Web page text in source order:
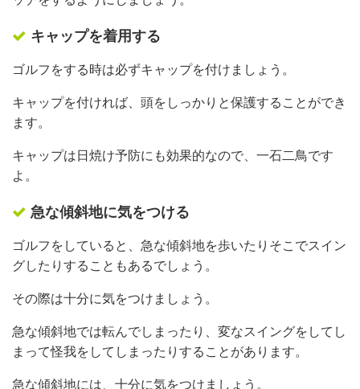
キャップを着用する
ゴルフをする時は必ずキャップを付けましょう。
キャップを付ければ、頭をしっかりと保護することができ
ます。
キャップは日焼け予防にも効果的なので、一石二鳥です
よ。
急な傾斜地に気をつける
ゴルフをしていると、急な傾斜地を歩いたりそこでスイン
グしたりすることもあるでしょう。
その際は十分に気をつけましょう。
急な傾斜地では転んでしまったり、変なスイングをしてし
まって怪我をしてしまったりすることがあります。
急な傾斜地には、十分に気をつけましょう。